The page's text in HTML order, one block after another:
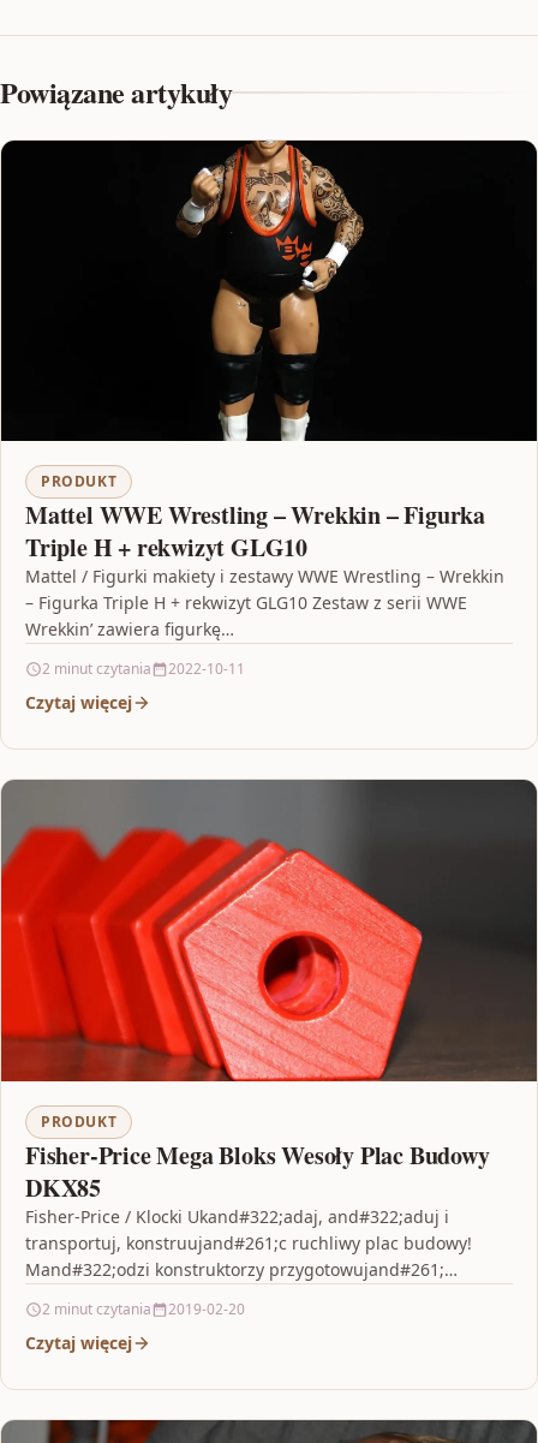
Powiązane artykuły
PRODUKT
Mattel WWE Wrestling – Wrekkin – Figurka
Triple H + rekwizyt GLG10
Mattel / Figurki makiety i zestawy WWE Wrestling – Wrekkin
– Figurka Triple H + rekwizyt GLG10 Zestaw z serii WWE
Wrekkin’ zawiera figurkę…
2 minut czytania 2022-10-11
Czytaj więcej
PRODUKT
Fisher-Price Mega Bloks Wesoły Plac Budowy
DKX85
Fisher-Price / Klocki Ukand#322;adaj, and#322;aduj i
transportuj, konstruujand#261;c ruchliwy plac budowy!
Mand#322;odzi konstruktorzy przygotowujand#261;
pomagajand#261; przyjaznemu budowniczemu
ukand#322;adaand#263;,…
2 minut czytania 2019-02-20
Czytaj więcej